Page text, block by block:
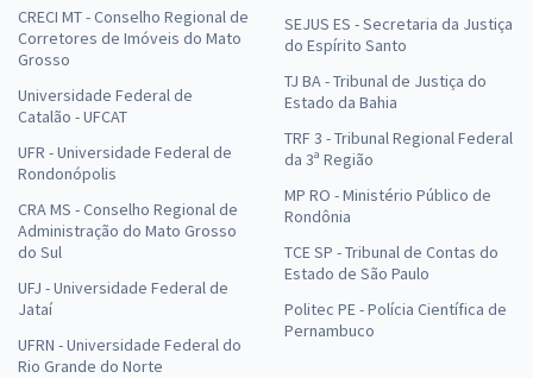
CRECI MT - Conselho Regional de
Corretores de Imóveis do Mato
Grosso
Universidade Federal de
Catalão - UFCAT
UFR - Universidade Federal de
Rondonópolis
CRA MS - Conselho Regional de
Administração do Mato Grosso
do Sul
UFJ - Universidade Federal de
Jataí
UFRN - Universidade Federal do
Rio Grande do Norte
SEJUS ES - Secretaria da Justiça
do Espírito Santo
TJ BA - Tribunal de Justiça do
Estado da Bahia
TRF 3 - Tribunal Regional Federal
da 3ª Região
MP RO - Ministério Público de
Rondônia
TCE SP - Tribunal de Contas do
Estado de São Paulo
Politec PE - Polícia Científica de
Pernambuco